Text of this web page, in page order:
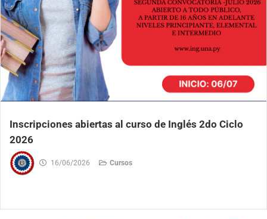
Inscripciones abiertas al curso de Inglés 2do Ciclo
2026
16/06/2026 Cursos